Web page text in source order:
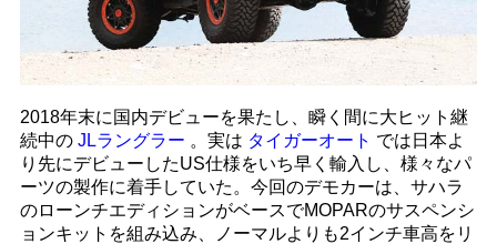
2018年末に国内デビューを果たし、瞬く間に大ヒット継
続中の JLラングラー 。実は タイガーオート では日本よ
り先にデビューしたUS仕様をいち早く輸入し、様々なパ
ーツの製作に着手していた。今回のデモカーは、サハラ
のローンチエディションがベースでMOPARのサスペンシ
ョンキットを組み込み、ノーマルよりも2インチ車高をリ